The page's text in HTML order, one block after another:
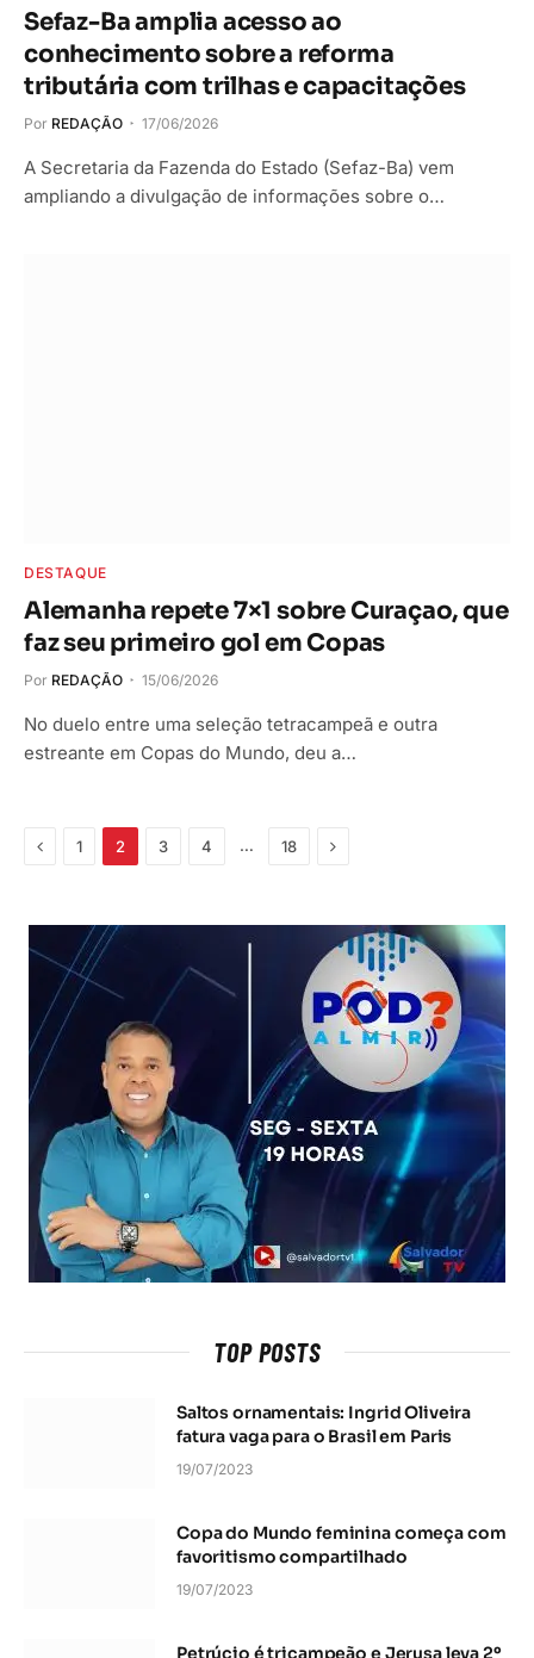
Sefaz-Ba amplia acesso ao
conhecimento sobre a reforma
tributária com trilhas e capacitações
Por REDAÇÃO 17/06/2026
A Secretaria da Fazenda do Estado (Sefaz-Ba) vem
ampliando a divulgação de informações sobre o…
DESTAQUE
Alemanha repete 7×1 sobre Curaçao, que
faz seu primeiro gol em Copas
Por REDAÇÃO 15/06/2026
No duelo entre uma seleção tetracampeã e outra
estreante em Copas do Mundo, deu a…
Anterior
1 2 3 4 … 18 Próximo
TOP POSTS
Saltos ornamentais: Ingrid Oliveira
fatura vaga para o Brasil em Paris
19/07/2023
Copa do Mundo feminina começa com
favoritismo compartilhado
19/07/2023
Petrúcio é tricampeão e Jerusa leva 2º